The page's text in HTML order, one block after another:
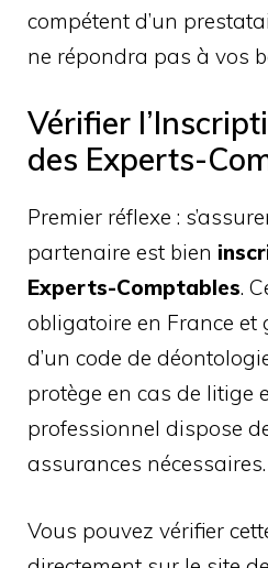
compétent d’un
ne répondra pas à vos
Vérifier
des Experts-
Premier réflexe :
partenaire est bien
Experts-Comptables.
obligatoire en France et
d’un code de
protège en cas de litige
professionnel dispose
assurances nécessaires.
Vous pouvez vérifier